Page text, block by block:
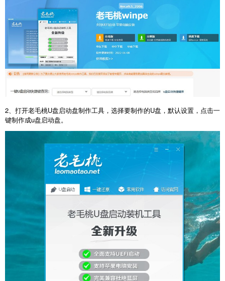
2、打开老毛桃U盘启动盘制作工具，选择要制作的U盘，默认设置，点击一
键制作成u盘启动盘。